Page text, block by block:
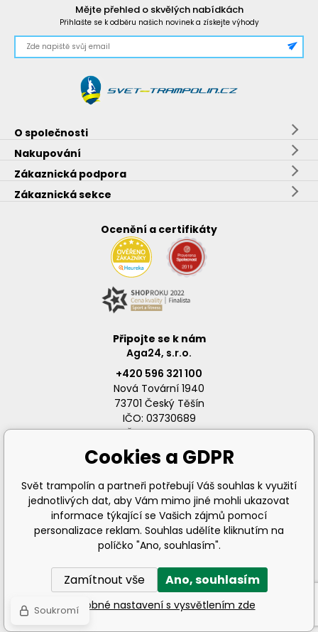
Mějte přehled o skvělých nabídkách
Přihlašte se k odběru našich novinek a získejte výhody
O společnosti
Nakupování
Zákaznická podpora
Zákaznická sekce
Ocenění a certifikáty
Připojte se k nám
Aga24, s.r.o.
+420 596 321 100
Nová Tovární 1940
73701 Český Těšín
IČO: 03730689
DIČ: CZ03730689
info@svet-trampolin.cz
Internetové obchodyawww stránky:BINARGON.cz
Cookies a GDPR
Svět trampolín a partneři potřebují Váš souhlas k využití
jednotlivých dat, aby Vám mimo jiné mohli ukazovat
informace týkající se Vašich zájmů pomocí
personalizace reklam. Souhlas udělíte kliknutím na
políčko "Ano, souhlasím".
Zamítnout vše Ano, souhlasím
Podrobné nastavení s vysvětlením zde
Soukromí